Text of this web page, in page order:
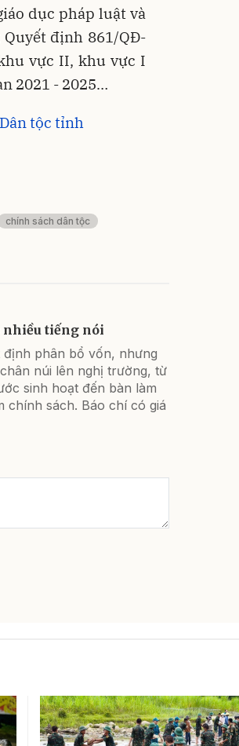
dục pháp luật và
định 861/QĐ-
vực II, khu vực I
2021 - 2025…
tộc tỉnh
chính sách dân tộc
tiếng nói
phân bổ vốn, nhưng
núi lên nghị trường, từ
sinh hoạt đến bàn làm
chính sách. Báo chí có giá